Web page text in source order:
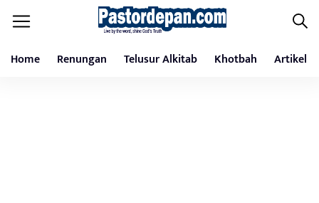
Home Renungan Telusur Alkitab Khotbah Artikel